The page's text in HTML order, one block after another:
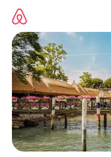
kwenda
kwenye
maudhui